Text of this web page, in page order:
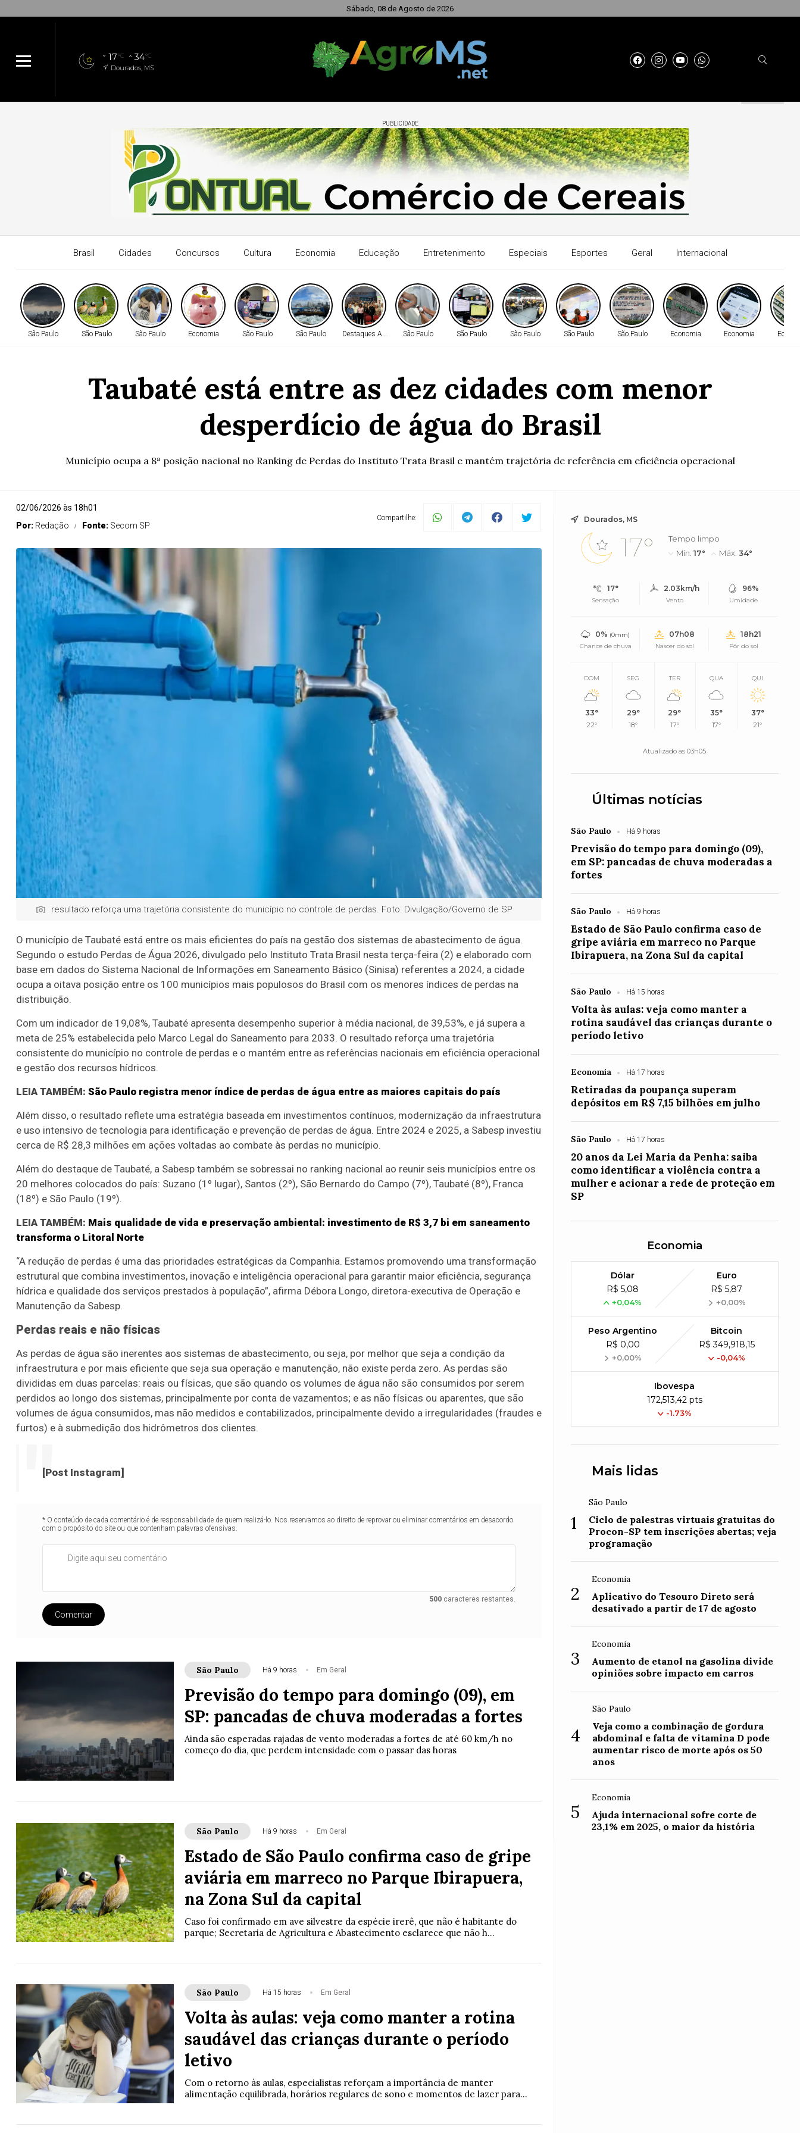
Sábado, 08 de Agosto de 2026
17°C 34°C
Dourados, MS
PUBLICIDADE
Brasil Cidades Concursos Cultura Economia Educação Entretenimento Especiais Esportes Geral Internacional
São Paulo São Paulo São Paulo Economia São Paulo São Paulo Destaques AMM São Paulo São Paulo São Paulo São Paulo São Paulo Economia Economia
Taubaté está entre as dez cidades com menor
desperdício de água do Brasil
Município ocupa a 8ª posição nacional no Ranking de Perdas do Instituto Trata Brasil e mantém trajetória de referência em eficiência operacional
02/06/2026 às 18h01
Por: Redação Fonte: Secom SP
Compartilhe:
resultado reforça uma trajetória consistente do município no controle de perdas. Foto: Divulgação/Governo de SP
O município de Taubaté está entre os mais eficientes do país na gestão dos sistemas de abastecimento de água.
Segundo o estudo Perdas de Água 2026, divulgado pelo Instituto Trata Brasil nesta terça-feira (2) e elaborado com
base em dados do Sistema Nacional de Informações em Saneamento Básico (Sinisa) referentes a 2024, a cidade
ocupa a oitava posição entre os 100 municípios mais populosos do Brasil com os menores índices de perdas na
distribuição.
Com um indicador de 19,08%, Taubaté apresenta desempenho superior à média nacional, de 39,53%, e já supera a
meta de 25% estabelecida pelo Marco Legal do Saneamento para 2033. O resultado reforça uma trajetória
consistente do município no controle de perdas e o mantém entre as referências nacionais em eficiência operacional
e gestão dos recursos hídricos.
LEIA TAMBÉM: São Paulo registra menor índice de perdas de água entre as maiores capitais do país
Além disso, o resultado reflete uma estratégia baseada em investimentos contínuos, modernização da infraestrutura
e uso intensivo de tecnologia para identificação e prevenção de perdas de água. Entre 2024 e 2025, a Sabesp investiu
cerca de R$ 28,3 milhões em ações voltadas ao combate às perdas no município.
Além do destaque de Taubaté, a Sabesp também se sobressai no ranking nacional ao reunir seis municípios entre os
20 melhores colocados do país: Suzano (1º lugar), Santos (2º), São Bernardo do Campo (7º), Taubaté (8º), Franca
(18º) e São Paulo (19º).
LEIA TAMBÉM: Mais qualidade de vida e preservação ambiental: investimento de R$ 3,7 bi em saneamento
transforma o Litoral Norte
“A redução de perdas é uma das prioridades estratégicas da Companhia. Estamos promovendo uma transformação
estrutural que combina investimentos, inovação e inteligência operacional para garantir maior eficiência, segurança
hídrica e qualidade dos serviços prestados à população”, afirma Débora Longo, diretora-executiva de Operação e
Manutenção da Sabesp.
Perdas reais e não físicas
As perdas de água são inerentes aos sistemas de abastecimento, ou seja, por melhor que seja a condição da
infraestrutura e por mais eficiente que seja sua operação e manutenção, não existe perda zero. As perdas são
divididas em duas parcelas: reais ou físicas, que são quando os volumes de água não são consumidos por serem
perdidos ao longo dos sistemas, principalmente por conta de vazamentos; e as não físicas ou aparentes, que são
volumes de água consumidos, mas não medidos e contabilizados, principalmente devido a irregularidades (fraudes e
furtos) e à submedição dos hidrômetros dos clientes.
[Post Instagram]
* O conteúdo de cada comentário é de responsabilidade de quem realizá-lo. Nos reservamos ao direito de reprovar ou eliminar comentários em desacordo
com o propósito do site ou que contenham palavras ofensivas.
500caracteres restantes.
Comentar
São Paulo Há 9 horas Em Geral
Previsão do tempo para domingo (09), em
SP: pancadas de chuva moderadas a fortes
Ainda são esperadas rajadas de vento moderadas a fortes de até 60 km/h no
começo do dia, que perdem intensidade com o passar das horas
São Paulo Há 9 horas Em Geral
Estado de São Paulo confirma caso de gripe
aviária em marreco no Parque Ibirapuera,
na Zona Sul da capital
Caso foi confirmado em ave silvestre da espécie irerê, que não é habitante do
parque; Secretaria de Agricultura e Abastecimento esclarece que não h...
São Paulo Há 15 horas Em Geral
Volta às aulas: veja como manter a rotina
saudável das crianças durante o período
letivo
Com o retorno às aulas, especialistas reforçam a importância de manter
alimentação equilibrada, horários regulares de sono e momentos de lazer para...
Dourados, MS
17°
Tempo limpo
Mín.17° Máx.34°
17°
Sensação
2.03km/h
Vento
96%
Umidade
0% (0mm)
Chance de chuva
07h08
Nascer do sol
18h21
Pôr do sol
DOM
33°
22°
SEG
29°
18°
TER
29°
17°
QUA
35°
17°
QUI
37°
21°
Atualizado às 03h05
Últimas notícias
São Paulo Há 9 horas
Previsão do tempo para domingo (09),
em SP: pancadas de chuva moderadas a
fortes
São Paulo Há 9 horas
Estado de São Paulo confirma caso de
gripe aviária em marreco no Parque
Ibirapuera, na Zona Sul da capital
São Paulo Há 15 horas
Volta às aulas: veja como manter a
rotina saudável das crianças durante o
período letivo
Economia Há 17 horas
Retiradas da poupança superam
depósitos em R$ 7,15 bilhões em julho
São Paulo Há 17 horas
20 anos da Lei Maria da Penha: saiba
como identificar a violência contra a
mulher e acionar a rede de proteção em
SP
Economia
Dólar
R$ 5,08
+0,04%
Euro
R$ 5,87
+0,00%
Peso Argentino
R$ 0,00
+0,00%
Bitcoin
R$ 349,918,15
-0,04%
Ibovespa
172,513,42 pts
-1.73%
Mais lidas
1
São Paulo
Ciclo de palestras virtuais gratuitas do
Procon-SP tem inscrições abertas; veja
programação
2
Economia
Aplicativo do Tesouro Direto será
desativado a partir de 17 de agosto
3
Economia
Aumento de etanol na gasolina divide
opiniões sobre impacto em carros
4
São Paulo
Veja como a combinação de gordura
abdominal e falta de vitamina D pode
aumentar risco de morte após os 50
anos
5
Economia
Ajuda internacional sofre corte de
23,1% em 2025, o maior da história